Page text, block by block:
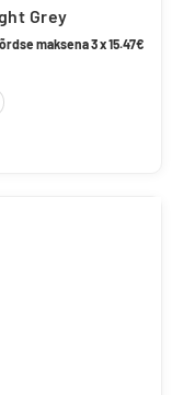
Grey
maksena 3 x15.47€